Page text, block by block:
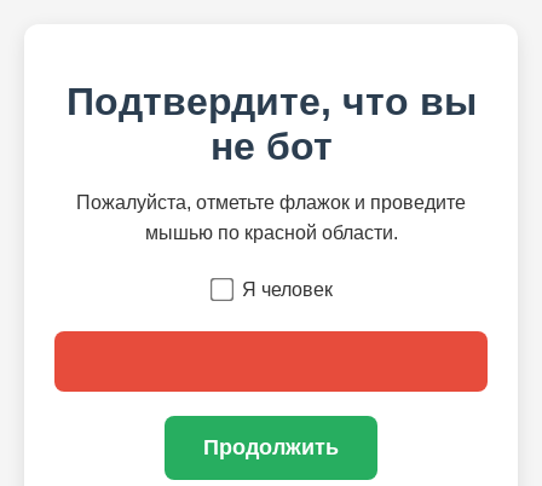
Подтвердите, что вы
не бот
Пожалуйста, отметьте флажок и проведите
мышью по красной области.
Я человек
Продолжить